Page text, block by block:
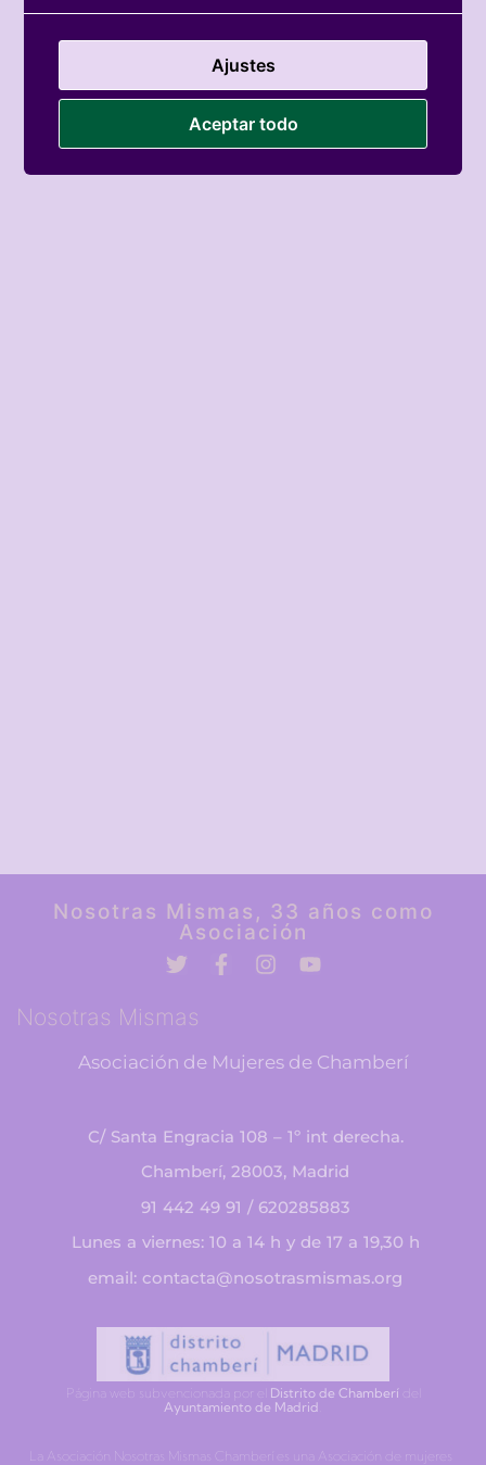
Nosotras Mismas, 33 años como
Asociación
Nosotras Mismas
Asociación de Mujeres de Chamberí
C/ Santa Engracia 108 – 1º int derecha.
Chamberí, 28003, Madrid
91 442 49 91 / 620285883
Lunes a viernes: 10 a 14 h y de 17 a 19,30 h
email: contacta@nosotrasmismas.org
Página web subvencionada por el Distrito de Chamberídel
Ayuntamiento de Madrid
La Asociación Nosotras Mismas Chamberí es una Asociación de mujeres
Ajustes
Aceptar todo